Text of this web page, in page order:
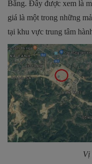
Bằng. Đây được xem là
giá là một trong những
tại khu vực trung tâm
Vị